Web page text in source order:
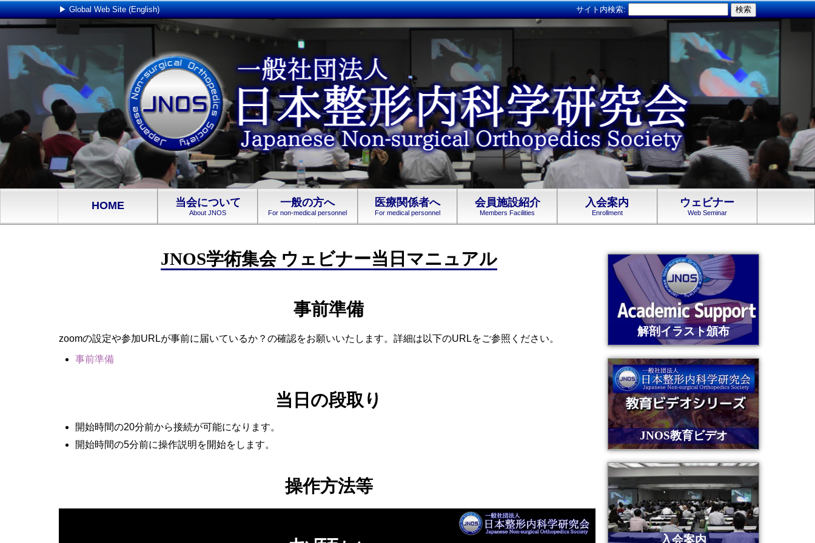
▶ Global Web Site (English) サイト内検索:
HOME 当会について
About JNOS
一般の方へ
For non-medical personnel
医療関係者へ
For medical personnel
会員施設紹介
Members Facilities
入会案内
Enrollment
ウェビナー
Web Seminar
JNOS学術集会 ウェビナー当日マニュアル
事前準備
zoomの設定や参加URLが事前に届いているか？の確認をお願いいたします。詳細は以下のURLをご参照ください。
事前準備
当日の段取り
開始時間の20分前から接続が可能になります。
開始時間の5分前に操作説明を開始をします。
操作方法等
解剖イラスト頒布
JNOS教育ビデオ
入会案内